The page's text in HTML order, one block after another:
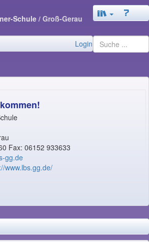
Schule / Groß-Gerau
Login
Fax: 06152 933633
gg.de
www.lbs.gg.de/